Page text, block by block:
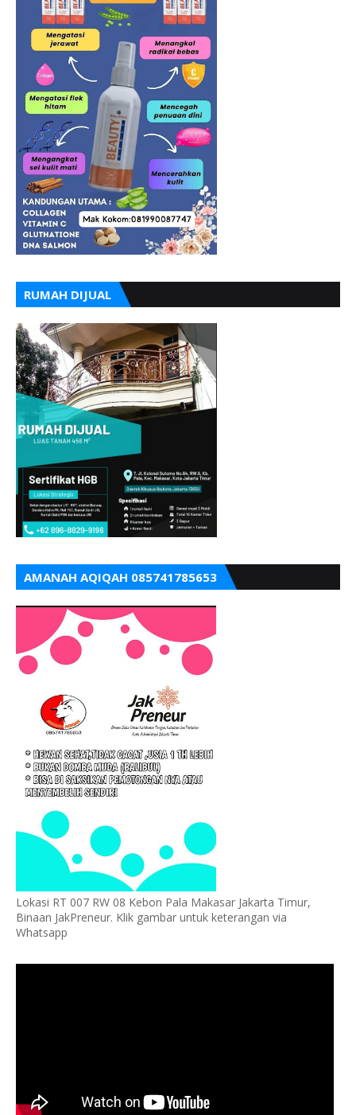
RUMAH DIJUAL
AMANAH AQIQAH 085741785653
Lokasi RT 007 RW 08 Kebon Pala Makasar Jakarta Timur,
Binaan JakPreneur. Klik gambar untuk keterangan via
Whatsapp